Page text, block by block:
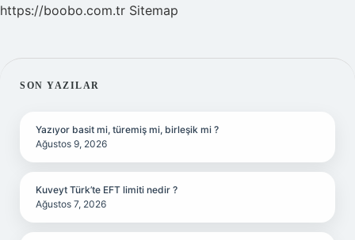
https://boobo.com.tr Sitemap
SIDEBAR
SON YAZILAR
Yazıyor basit mi, türemiş mi, birleşik mi ?
Ağustos 9, 2026
Kuveyt Türk’te EFT limiti nedir ?
Ağustos 7, 2026